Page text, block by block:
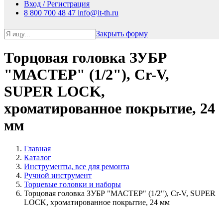
Вход / Регистрация
8 800 700 48 47 info@it-th.ru
Закрыть форму
Торцовая головка ЗУБР
"МАСТЕР" (1/2"), Cr-V,
SUPER LOCK,
хроматированное покрытие, 24
мм
Главная
Каталог
Инструменты, все для ремонта
Ручной инструмент
Торцевые головки и наборы
Торцовая головка ЗУБР "МАСТЕР" (1/2"), Cr-V, SUPER
LOCK, хроматированное покрытие, 24 мм